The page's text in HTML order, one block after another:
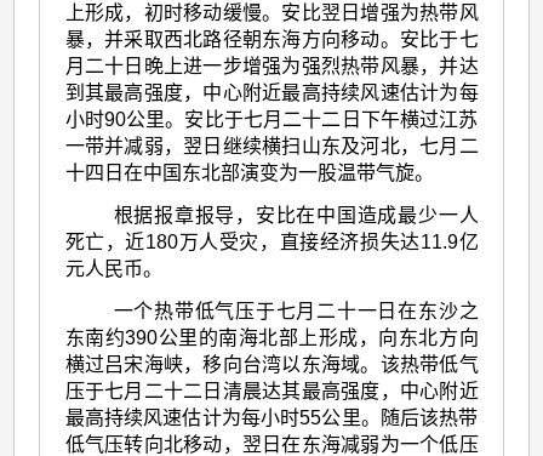
上形成，初时移动缓慢。安比翌日增强为热带风
暴，并采取西北路径朝东海方向移动。安比于七
月二十日晚上进一步增强为强烈热带风暴，并达
到其最高强度，中心附近最高持续风速估计为每
小时90公里。安比于七月二十二日下午横过江苏
一带并减弱，翌日继续横扫山东及河北，七月二
十四日在中国东北部演变为一股温带气旋。
根据报章报导，安比在中国造成最少一人
死亡，近180万人受灾，直接经济损失达11.9亿
元人民币。
一个热带低气压于七月二十一日在东沙之
东南约390公里的南海北部上形成，向东北方向
横过吕宋海峡，移向台湾以东海域。该热带低气
压于七月二十二日清晨达其最高强度，中心附近
最高持续风速估计为每小时55公里。随后该热带
低气压转向北移动，翌日在东海减弱为一个低压